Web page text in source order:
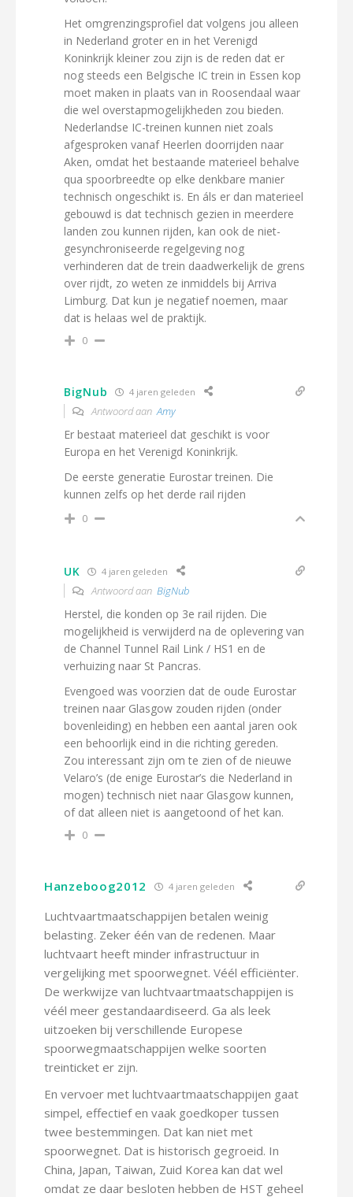
Het omgrenzingsprofiel dat volgens jou alleen
in Nederland groter en in het Verenigd
Koninkrijk kleiner zou zijn is de reden dat er
nog steeds een Belgische IC trein in Essen kop
moet maken in plaats van in Roosendaal waar
die wel overstapmogelijkheden zou bieden.
Nederlandse IC-treinen kunnen niet zoals
afgesproken vanaf Heerlen doorrijden naar
Aken, omdat het bestaande materieel behalve
qua spoorbreedte op elke denkbare manier
technisch ongeschikt is. En áls er dan materieel
gebouwd is dat technisch gezien in meerdere
landen zou kunnen rijden, kan ook de niet-
gesynchroniseerde regelgeving nog
verhinderen dat de trein daadwerkelijk de grens
over rijdt, zo weten ze inmiddels bij Arriva
Limburg. Dat kun je negatief noemen, maar
dat is helaas wel de praktijk.
0
BigNub 4 jaren geleden
Antwoord aanAmy
Er bestaat materieel dat geschikt is voor
Europa en het Verenigd Koninkrijk.
De eerste generatie Eurostar treinen. Die
kunnen zelfs op het derde rail rijden
0
UK 4 jaren geleden
Antwoord aan BigNub
Herstel, die konden op 3e rail rijden. Die
mogelijkheid is verwijderd na de oplevering van
de Channel Tunnel Rail Link / HS1 en de
verhuizing naar St Pancras.
Evengoed was voorzien dat de oude Eurostar
treinen naar Glasgow zouden rijden (onder
bovenleiding) en hebben een aantal jaren ook
een behoorlijk eind in die richting gereden.
Zou interessant zijn om te zien of de nieuwe
Velaro’s (de enige Eurostar’s die Nederland in
mogen) technisch niet naar Glasgow kunnen,
of dat alleen niet is aangetoond of het kan.
0
Hanzeboog2012 4 jaren geleden
Luchtvaartmaatschappijen betalen weinig
belasting. Zeker één van de redenen. Maar
luchtvaart heeft minder infrastructuur in
vergelijking met spoorwegnet. Véél efficiënter.
De werkwijze van luchtvaartmaatschappijen is
véél meer gestandaardiseerd. Ga als leek
uitzoeken bij verschillende Europese
spoorwegmaatschappijen welke soorten
treinticket er zijn.
En vervoer met luchtvaartmaatschappijen gaat
simpel, effectief en vaak goedkoper tussen
twee bestemmingen. Dat kan niet met
spoorwegnet. Dat is historisch gegroeid. In
China, Japan, Taiwan, Zuid Korea kan dat wel
omdat ze daar besloten hebben de HST geheel